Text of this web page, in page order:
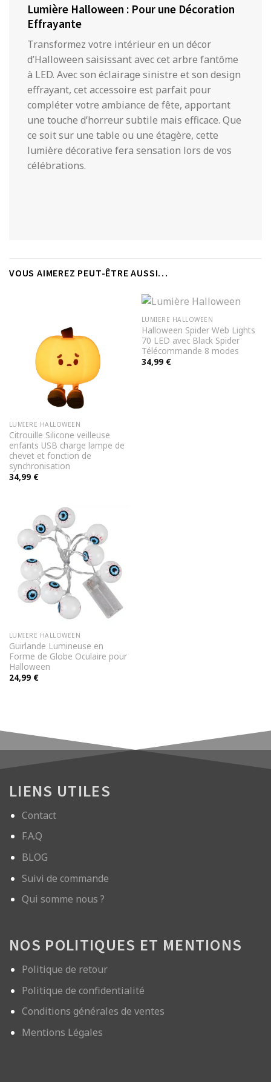
Lumière Halloween : Pour une Décoration
Effrayante
Transformez votre intérieur en un décor
d’Halloween saisissant avec cet arbre fantôme
à LED. Avec son éclairage sinistre et son design
effrayant, cet accessoire est parfait pour
compléter votre ambiance de fête, apportant
une touche d’horreur subtile mais efficace. Que
ce soit sur une table ou une étagère, cette
lumière décorative fera sensation lors de vos
célébrations.
VOUS AIMEREZ PEUT-ÊTRE AUSSI…
LUMIERE HALLOWEEN
Citrouille Silicone veilleuse
enfants USB charge lampe de
chevet et fonction de
synchronisation
34,99 €
LUMIERE HALLOWEEN
Halloween Spider Web Lights
70 LED avec Black Spider
Télécommande 8 modes
34,99 €
LUMIERE HALLOWEEN
Guirlande Lumineuse en
Forme de Globe Oculaire pour
Halloween
24,99 €
LIENS UTILES
Contact
F.A.Q
BLOG
Suivi de commande
Qui somme nous ?
NOS POLITIQUES ET MENTIONS
Politique de retour
Politique de confidentialité
Conditions générales de ventes
Mentions Légales